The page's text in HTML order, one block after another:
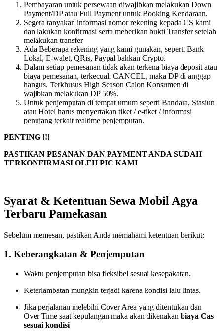
Pembayaran untuk persewaan diwajibkan melakukan Down
Payment/DP atau Full Payment untuk Booking Kendaraan.
Segera tanyakan informasi nomor rekening kepada CS kami
dan lakukan konfirmasi serta meberikan bukti Transfer setelah
melakukan transfer
Ada Beberapa rekening yang kami gunakan, seperti Bank
Lokal, E-walet, QRis, Paypal bahkan Crypto.
Dalam setiap pemesanan tidak akan terkena biaya deposit atau
biaya pemesanan, terkecuali CANCEL, maka DP di anggap
hangus. Terkhusus High Season Calon Konsumen di
wajibkan melakukan DP 50%.
Untuk penjemputan di tempat umum seperti Bandara, Stasiun
atau Hotel harus menyertakan tiket / e-tiket / informasi
penujang terkait realtime penjemputan.
PENTING !!!
PASTIKAN PESANAN DAN PAYMENT ANDA SUDAH
TERKONFIRMASI OLEH PIC KAMI
Syarat & Ketentuan Sewa Mobil Agya
Terbaru Pamekasan
Sebelum memesan, pastikan Anda memahami ketentuan berikut:
1. Keberangkatan & Penjemputan
Waktu penjemputan bisa fleksibel sesuai kesepakatan.
Keterlambatan mungkin terjadi karena kondisi lalu lintas.
Jika perjalanan melebihi Cover Area yang ditentukan dan
Over Time saat kepulangan maka akan dikenakan biaya Cas
sesuai kondisi